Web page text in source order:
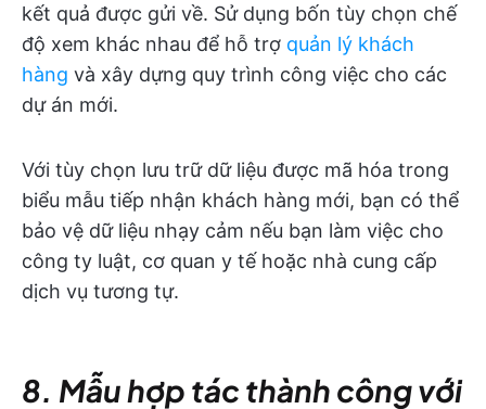
kết quả được gửi về. Sử dụng bốn tùy chọn chế
độ xem khác nhau để hỗ trợ quản lý khách
hàng và xây dựng quy trình công việc cho các
dự án mới.
Với tùy chọn lưu trữ dữ liệu được mã hóa trong
biểu mẫu tiếp nhận khách hàng mới, bạn có thể
bảo vệ dữ liệu nhạy cảm nếu bạn làm việc cho
công ty luật, cơ quan y tế hoặc nhà cung cấp
dịch vụ tương tự.
8. Mẫu hợp tác thành công với